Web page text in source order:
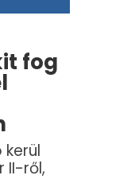
fog
II-ről,